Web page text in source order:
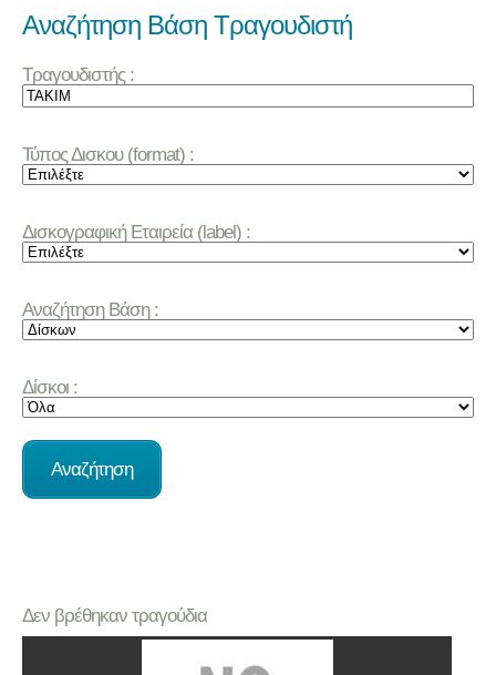
Αναζήτηση Βάση Τραγουδιστή
Τραγουδιστής :
Τύπος Δισκου (format) :
Δισκογραφική Εταιρεία (label) :
Αναζήτηση Βάση :
Δίσκοι :
Δεν βρέθηκαν τραγούδια